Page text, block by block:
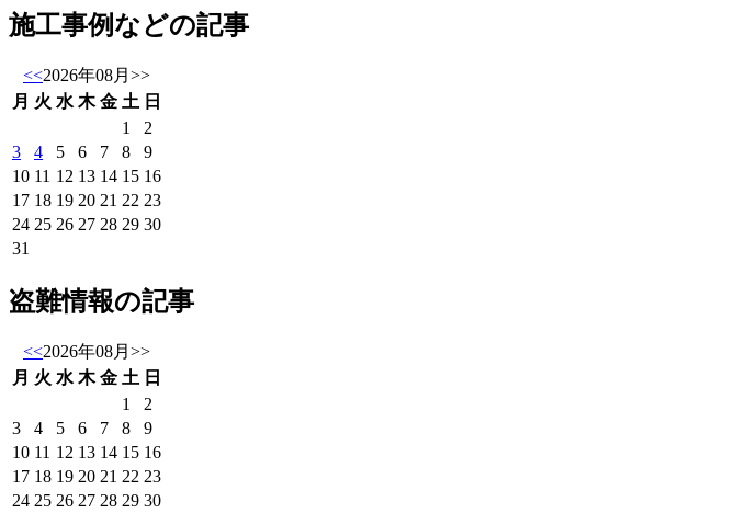
施工事例などの記事
<<2026年08月 >>
月 火 水 木 金 土 日
1
2
3
4 5 6 7 8
9
10 11 12 13 14 15 16
17 18 19 20 21 22 23
24 25 26 27 28 29 30
31
盗難情報の記事
<<2026年08月 >>
月 火 水 木 金 土 日
1
2
3
4 5 6 7 8
9
10 11 12 13 14 15 16
17 18 19 20 21 22 23
24 25 26 27 28 29 30